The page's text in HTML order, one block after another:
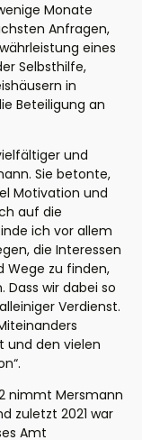
Monate
Anfragen,
eines
Selbsthilfe,
in
Beteiligung an
und
Sie betonte,
Motivation und
auf die
ich vor allem
die Interessen
Wege zu finden,
wir dabei so
Verdienst.
s
und den vielen
.
nimmt Mersmann
zuletzt 2021 war
Amt